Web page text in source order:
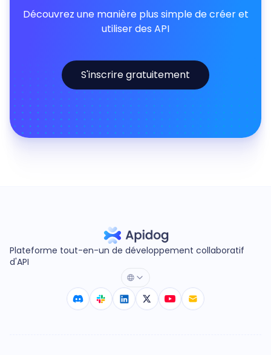
Découvrez une manière plus simple de créer et
utiliser des API
S'inscrire gratuitement
Plateforme tout-en-un de développement collaboratif
d'API